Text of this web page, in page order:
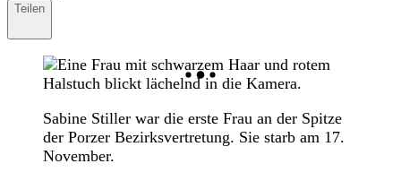
Teilen
Teilen
Sabine Stiller war die erste Frau an der Spitze
der Porzer Bezirksvertretung. Sie starb am 17.
November.